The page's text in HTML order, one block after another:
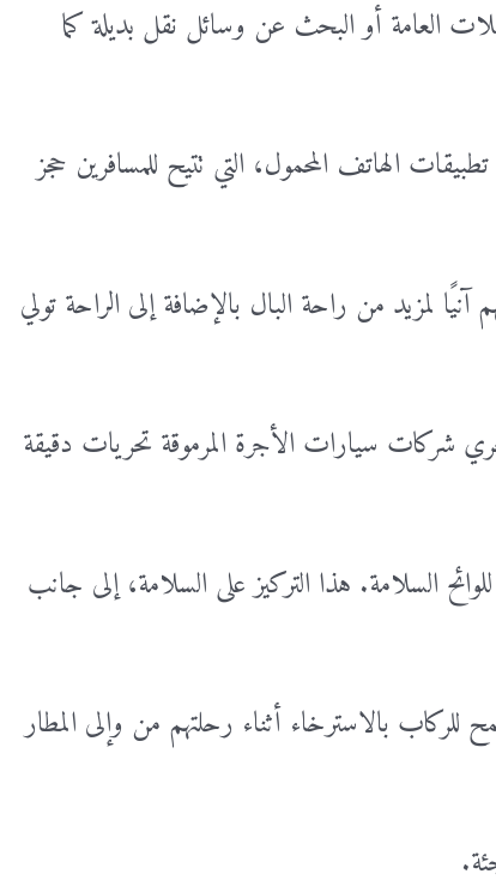
العامة أو البحث عن وسائل نقل بديلة كما
الهاتف المحمول، التي تتيح للمسافرين حجز
آنيًا لمزيد من راحة البال بالإضافة إلى الراحة تولي
شركات سيارات الأجرة المرموقة تحريات دقيقة
السلامة. هذا التركيز على السلامة، إلى جانب
بالاسترخاء أثناء رحلتهم من وإلى المطار